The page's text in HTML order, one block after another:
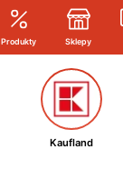
Produkty Sklepy
Kaufland